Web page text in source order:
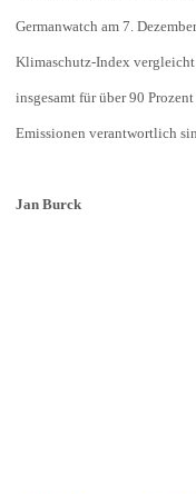
Germanwatch am 7.
Klimaschutz-Index
insgesamt für über 90
Emissionen verantwortlich
Jan Burck